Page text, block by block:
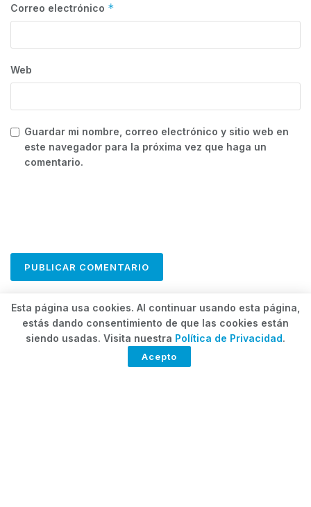
Correo electrónico *
Web
Guardar mi nombre, correo electrónico y sitio web en
este navegador para la próxima vez que haga un
comentario.
Esta página usa cookies. Al continuar usando esta página,
estás dando consentimiento de que las cookies están
siendo usadas. Visita nuestra Política de Privacidad.
Acepto